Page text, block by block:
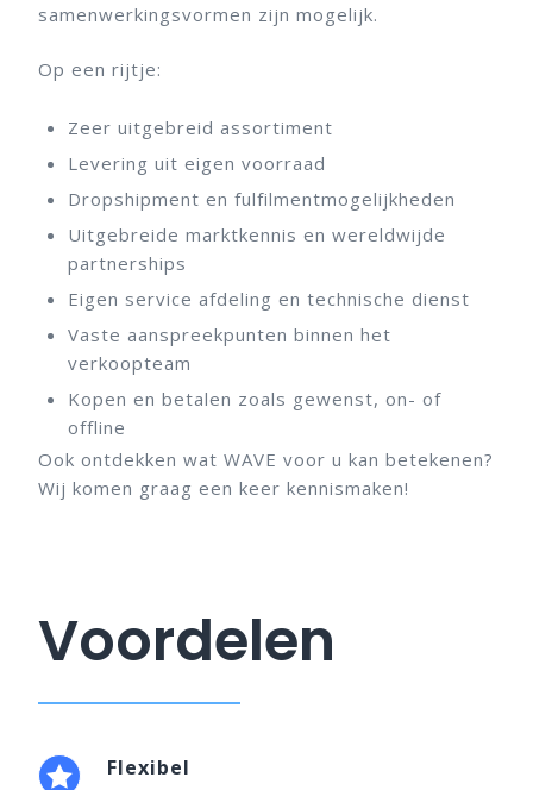
samenwerkingsvormen zijn mogelijk.
Op een rijtje:
Zeer uitgebreid assortiment
Levering uit eigen voorraad
Dropshipment en fulfilmentmogelijkheden
Uitgebreide marktkennis en wereldwijde
partnerships
Eigen service afdeling en technische dienst
Vaste aanspreekpunten binnen het
verkoopteam
Kopen en betalen zoals gewenst, on- of
offline
Ook ontdekken wat WAVE voor u kan betekenen?
Wij komen graag een keer kennismaken!
Voordelen
Flexibel